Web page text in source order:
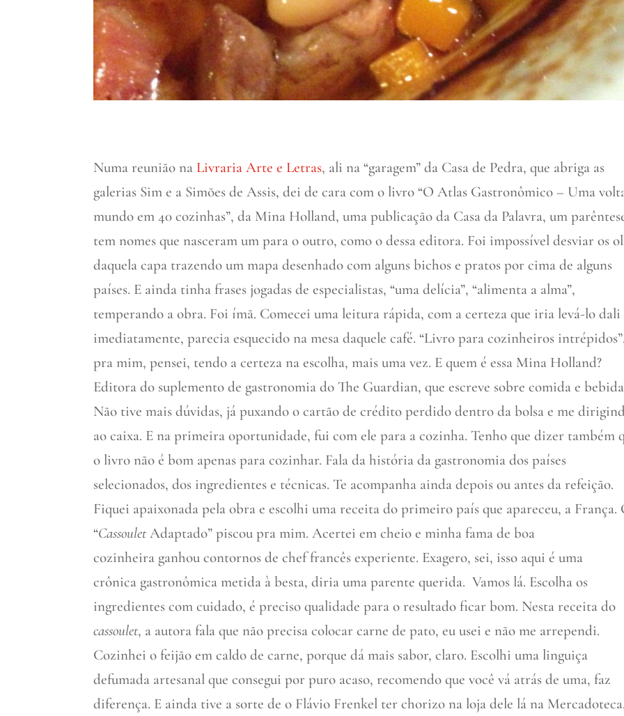
Numa reunião na Livraria Arte e Letras, ali na “garagem” da Casa de Pedra, que abriga as
galerias Sim e a Simões de Assis, dei de cara com o livro “O Atlas Gastronômico – Uma
mundo em 40 cozinhas”, da Mina Holland, uma publicação da Casa da Palavra, um
tem nomes que nasceram um para o outro, como o dessa editora. Foi impossível desviar os
daquela capa trazendo um mapa desenhado com alguns bichos e pratos por cima de alguns
países. E ainda tinha frases jogadas de especialistas, “uma delícia”, “alimenta a alma”,
temperando a obra. Foi ímã. Comecei uma leitura rápida, com a certeza que iria levá-lo dali
imediatamente, parecia esquecido na mesa daquele café. “Livro para cozinheiros
pra mim, pensei, tendo a certeza na escolha, mais uma vez. E quem é essa Mina Holland?
Editora do suplemento de gastronomia do The Guardian, que escreve sobre comida e
Não tive mais dúvidas, já puxando o cartão de crédito perdido dentro da bolsa e me
ao caixa. E na primeira oportunidade, fui com ele para a cozinha. Tenho que dizer também
o livro não é bom apenas para cozinhar. Fala da história da gastronomia dos países
selecionados, dos ingredientes e técnicas. Te acompanha ainda depois ou antes da refeição.
Fiquei apaixonada pela obra e escolhi uma receita do primeiro país que apareceu, a França.
“Cassoulet Adaptado” piscou pra mim. Acertei em cheio e minha fama de boa
cozinheira ganhou contornos de chef francês experiente. Exagero, sei, isso aqui é uma
crônica gastronômica metida à besta, diria uma parente querida. Vamos lá. Escolha os
ingredientes com cuidado, é preciso qualidade para o resultado ficar bom. Nesta receita do
cassoulet, a autora fala que não precisa colocar carne de pato, eu usei e não me arrependi.
Cozinhei o feijão em caldo de carne, porque dá mais sabor, claro. Escolhi uma linguiça
defumada artesanal que consegui por puro acaso, recomendo que você vá atrás de uma, faz
diferença. E ainda tive a sorte de o Flávio Frenkel ter chorizo na loja dele lá na